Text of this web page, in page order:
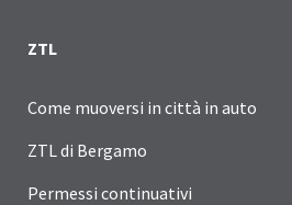
ZTL
Come muoversi in città in auto
ZTL di Bergamo
Permessi continuativi